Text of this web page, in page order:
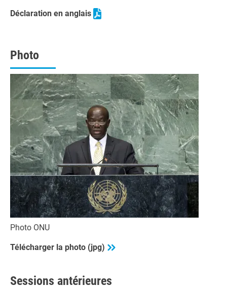
Déclaration en anglais
Photo
Photo ONU
Télécharger la photo (jpg)
Sessions antérieures